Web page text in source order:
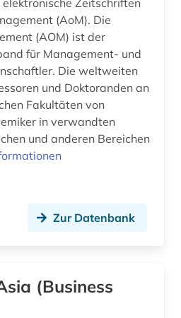
bundeshaushaltsrecht (1)
Zeitschriften
(AoM). Die
(AOM) ist der
für Management- und
Die weltweiten
und Doktoranden an
Fakultäten von
in verwandten
und anderen Bereichen
Zur Datenbank